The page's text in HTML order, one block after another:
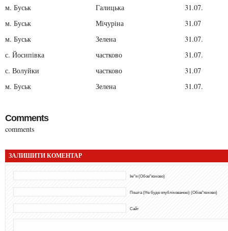
м. Буськ
Галицька
31.07.
м. Буськ
Мічуріна
31.07
м. Буськ
Зелена
31.07.
с. Йосипівка
частково
31.07.
с. Волуйки
частково
31.07
м. Буськ
Зелена 31.07.
Comments
comments
ЗАЛИШИТИ КОМЕНТАР
Ім"я (Обов"язково)
Пошта (Не буде опублікованою) (Обов"язково)
Сайт